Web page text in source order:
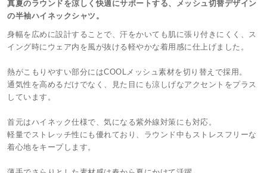
真夏のラウンドを涼しく快適にサポートする、メッシュ切替デザイン
の半袖ハイネックシャツ。
身幅を広めに設計することで、汗をかいても肌に張り付きにくく、ス
イング時にウェア内を風が抜ける軽やかな着用感に仕上げました。
熱がこもりやすい部分にはCOOLメッシュ素材を切り替えで採用。
通気性を高めるだけでなく、見た目にも涼しげなアクセントをプラス
しています。
首元はハイネック仕様で、気になる紫外線対策にも対応。
軽量でストレッチ性にも優れており、ラウンド中もストレスフリーな
着心地をキープします。